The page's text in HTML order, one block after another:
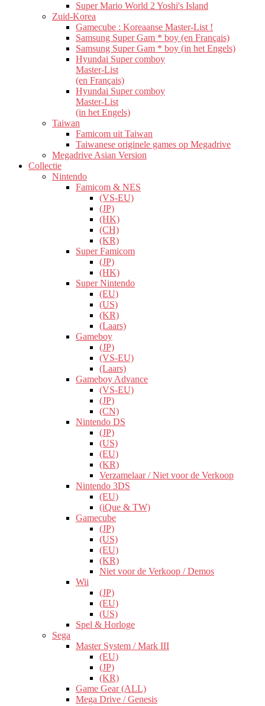
Super Mario World 2 Yoshi's Island
Zuid-Korea
Gamecube : Koreaanse Master-List !
Samsung Super Gam * boy (en Français)
Samsung Super Gam * boy (in het Engels)
Hyundai Super comboy
Master-List
(en Français)
Hyundai Super comboy
Master-List
(in het Engels)
Taiwan
Famicom uit Taiwan
Taiwanese originele games op Megadrive
Megadrive Asian Version
Collectie
Nintendo
Famicom & NES
(VS-EU)
(JP)
(HK)
(CH)
(KR)
Super Famicom
(JP)
(HK)
Super Nintendo
(EU)
(US)
(KR)
(Laars)
Gameboy
(JP)
(VS-EU)
(Laars)
Gameboy Advance
(VS-EU)
(JP)
(CN)
Nintendo DS
(JP)
(US)
(EU)
(KR)
Verzamelaar / Niet voor de Verkoop
Nintendo 3DS
(EU)
(iQue & TW)
Gamecube
(JP)
(US)
(EU)
(KR)
Niet voor de Verkoop / Demos
Wii
(JP)
(EU)
(US)
Spel & Horloge
Sega
Master System / Mark III
(EU)
(JP)
(KR)
Game Gear (ALL)
Mega Drive / Genesis